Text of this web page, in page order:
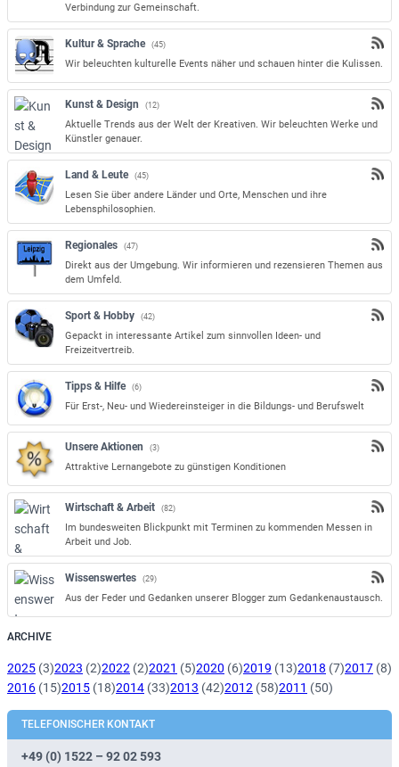
Verbindung zur Gemeinschaft.
Kultur & Sprache (45)
Wir beleuchten kulturelle Events näher und schauen hinter die Kulissen.
Kunst & Design (12)
Aktuelle Trends aus der Welt der Kreativen. Wir beleuchten Werke und
Künstler genauer.
Land & Leute (45)
Lesen Sie über andere Länder und Orte, Menschen und ihre
Lebensphilosophien.
Regionales (47)
Direkt aus der Umgebung. Wir informieren und rezensieren Themen aus
dem Umfeld.
Sport & Hobby (42)
Gepackt in interessante Artikel zum sinnvollen Ideen- und
Freizeitvertreib.
Tipps & Hilfe (6)
Für Erst-, Neu- und Wiedereinsteiger in die Bildungs- und Berufswelt
Unsere Aktionen (3)
Attraktive Lernangebote zu günstigen Konditionen
Wirtschaft & Arbeit (82)
Im bundesweiten Blickpunkt mit Terminen zu kommenden Messen in
Arbeit und Job.
Wissenswertes (29)
Aus der Feder und Gedanken unserer Blogger zum Gedankenaustausch.
ARCHIVE
2025 (3)2023 (2)2022 (2)2021 (5)2020 (6)2019 (13)2018 (7)2017 (8)
2016 (15)2015 (18)2014 (33)2013 (42)2012 (58)2011 (50)
TELEFONISCHER KONTAKT
+49 (0) 1522 – 92 02 593